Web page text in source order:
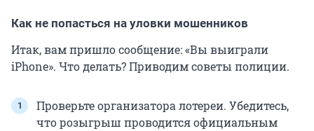
Как не попасться на уловки мошенников
Итак, вам пришло сообщение: «Вы выиграли
iPhone». Что делать? Приводим советы полиции.
Проверьте организатора лотереи. Убедитесь,
что розыгрыш проводится официальным